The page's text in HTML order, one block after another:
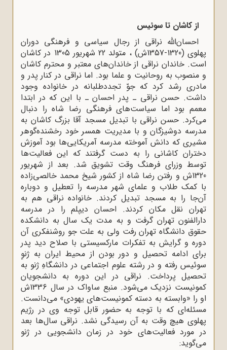
از کاشان تا سوئیس
احسان‌الله نراقی از رجال سیاسی و فرهنگی دوران
پهلوی (1320-1357ش) ، متولد 22 شهریور 1305 در کاشان
است. خاندان نراقی از خاندان‌های معتبر و محترم کاشان
و منصوب به روحانیت و علما بود. اما نراقی در کنار پدر و
مادری رشد کرد که جوّ تجددطلبانه در خانواده وجود
داشت. حسن نراقی ـ پدر احسان ـ با این که در ابتدا
معمم بود اما سیاست‌های فرهنگی رضا شاه را دنبال
می‌کرد. حسن نراقی با تبدیل مسجد آقا بزرگ کاشان به
مدرسه دوشیزگان و با مدیریت همسر خود رخشنده‌گوهر
مشیری که دانش آموخته مدرسه آمریکایی‌ها بود آموزش
دختران کاشانی را به دست گرفتند که این فعالیت‌ها
توسط وزرای فرهنگ وقت تشویق شد. بعد از شهریور
1320‌ش و رفتن رضا شاه از کشور شیخ محمد خالصی‌زاده
با کمک طلاب و علمای شهر مدرسه را تعطیل و دوباره
آن‌جا را به مسجد تبدیل کردند. خانواده نراقی هم به
تهران نقل مکان کردند. احسان دیپلم را در مدرسه
دارالفنون تهران گرفت و به مدت یک سال به دانشکده
حقوق دانشگاه تهران رفت ولی به علت جو روشنفکری آن
دوره و گرایش به تفکرات مارکسیستی با صلاح دید پدر
برای ادامه تحصیل و دور بودن از محیط ایران به ژنوِ
سوئیس رفته و در رشته علوم اجتماعی در دانشگاهِ ژنو به
تحصیل پرداخت. نراقی در این دوره به دانشجویان
کمونیست نزدیک می‌شود. منبع ساواک در سال 1336ش
او را «وابسته به دسته کمونیست‌های یهودی» می‌دانست.
مسئله‌ای که با توجه به حضور قابل توجه وی در رژیم
پهلوی هیچ وقت به آن رسیدگی نشد. نراقی سال‌ها بعد
در مورد فعالیت‌های خود در زمان دانشجویی در ژنو
می‌گوید: